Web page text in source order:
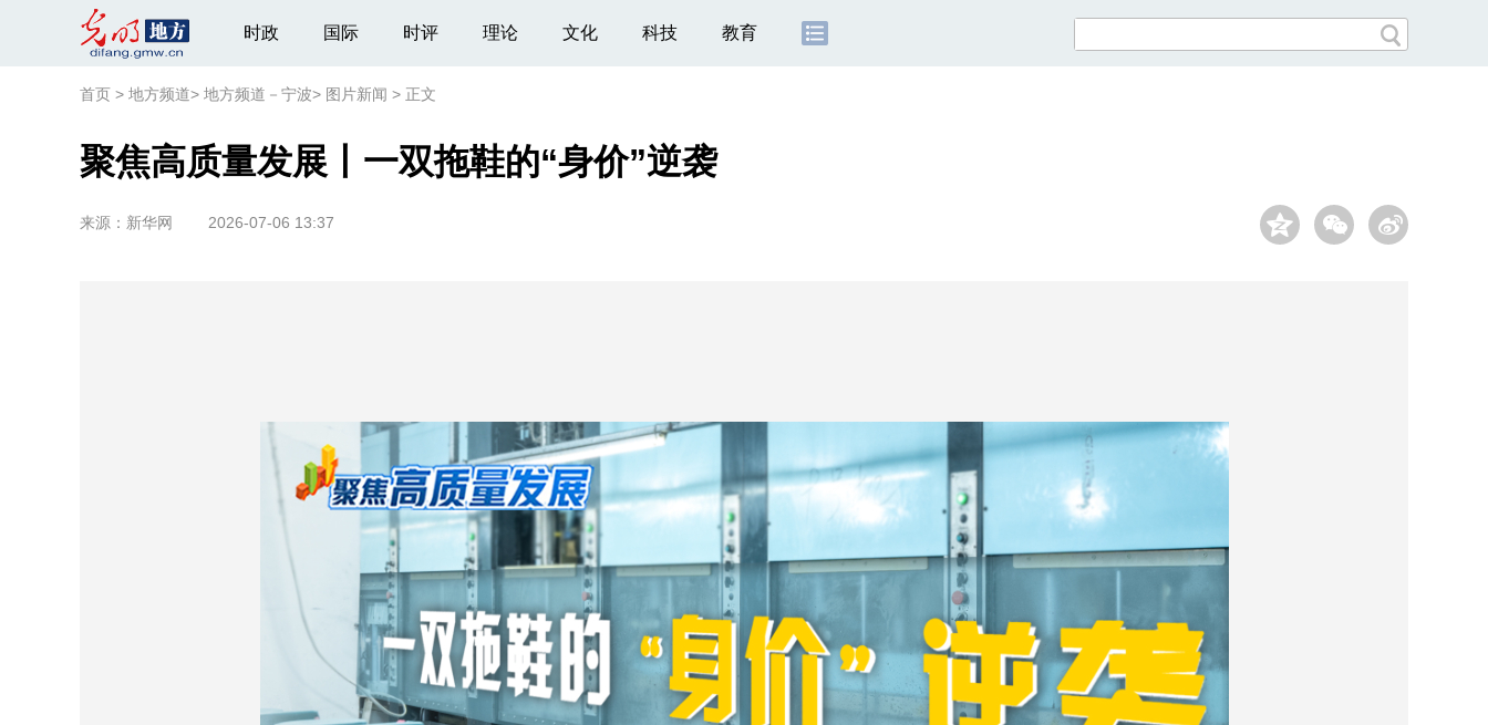
时政 国际 时评 理论 文化 科技 教育
首页 > 地方频道> 地方频道－宁波> 图片新闻 > 正文
聚焦高质量发展丨一双拖鞋的“身价”逆袭
来源： 新华网 2026-07-06 13:37